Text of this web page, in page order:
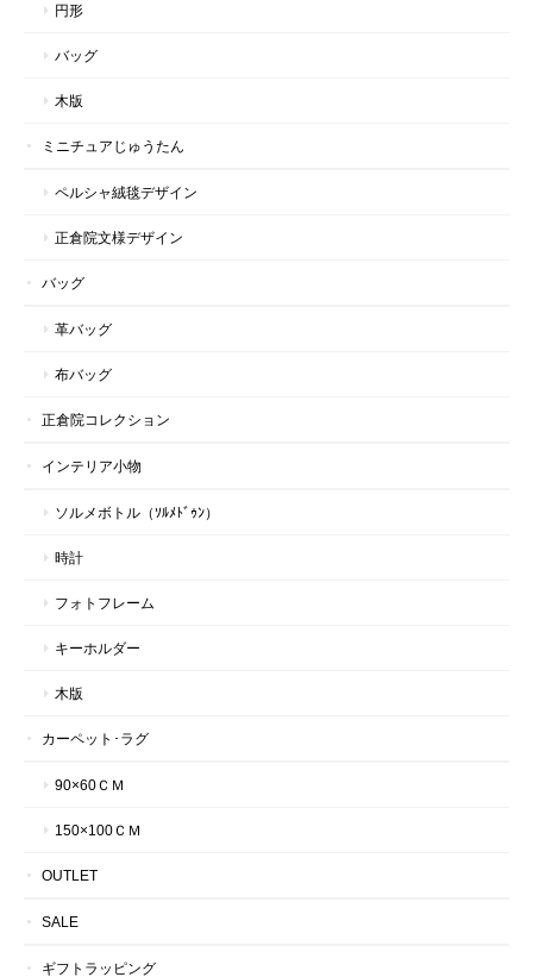
円形
バッグ
木版
ミニチュアじゅうたん
ペルシャ絨毯デザイン
正倉院文様デザイン
バッグ
革バッグ
布バッグ
正倉院コレクション
インテリア小物
ソルメボトル（ｿﾙﾒﾄﾞｩﾝ）
時計
フォトフレーム
キーホルダー
木版
カーペット･ラグ
90×60ＣＭ
150×100ＣＭ
OUTLET
SALE
ギフトラッピング